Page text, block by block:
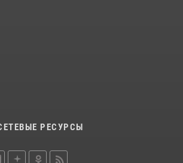
РЕСУРСЫ